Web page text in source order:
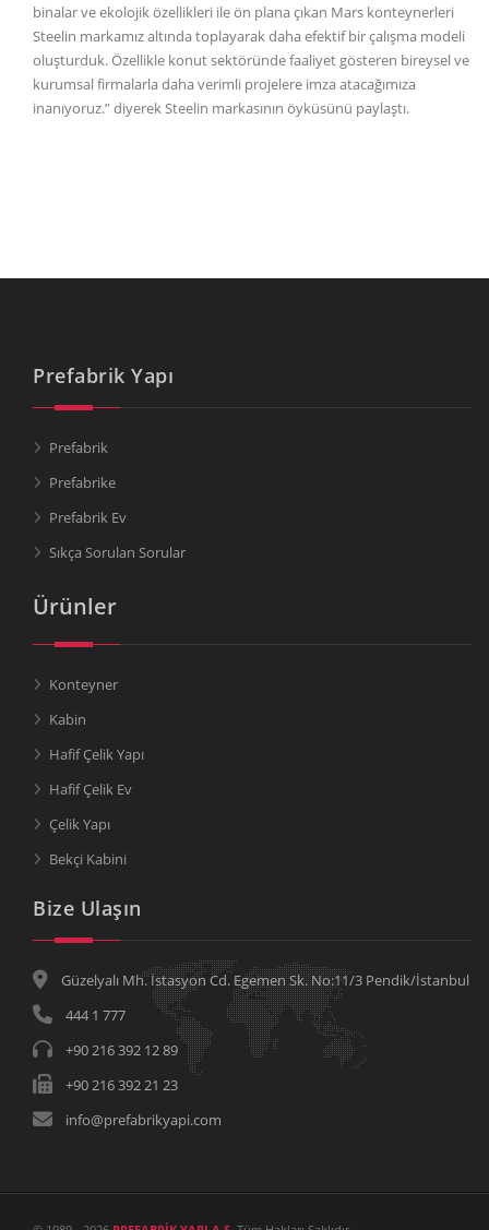
binalar ve ekolojik özellikleri ile ön plana çıkan Mars konteynerleri
Steelin markamız altında toplayarak daha efektif bir çalışma modeli
oluşturduk. Özellikle konut sektöründe faaliyet gösteren bireysel ve
kurumsal firmalarla daha verimli projelere imza atacağımıza
inanıyoruz.” diyerek Steelin markasının öyküsünü paylaştı.
Prefabrik Yapı
Prefabrik
Prefabrike
Prefabrik Ev
Sıkça Sorulan Sorular
Ürünler
Konteyner
Kabin
Hafif Çelik Yapı
Hafif Çelik Ev
Çelik Yapı
Bekçi Kabini
Bize Ulaşın
Güzelyalı Mh. İstasyon Cd. Egemen Sk. No:11/3 Pendik/İstanbul
444 1 777
+90 216 392 12 89
+90 216 392 21 23
info@prefabrikyapi.com